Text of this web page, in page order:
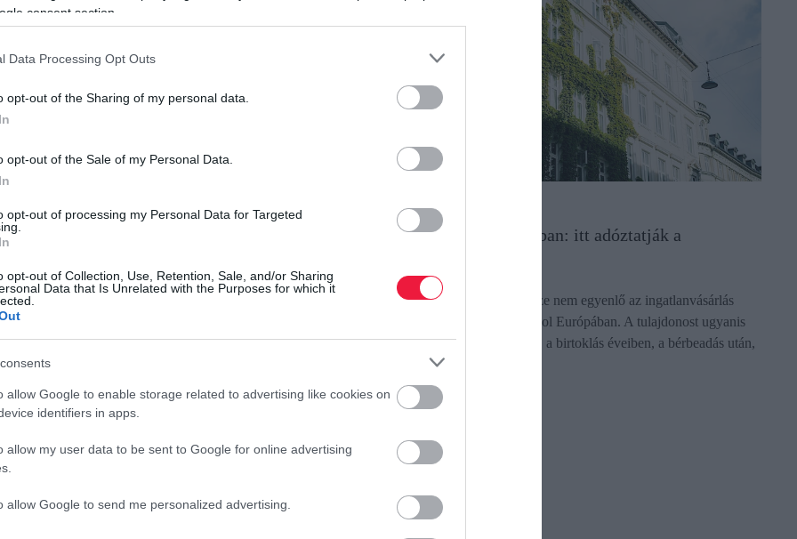
consent section.
Data Processing Opt Outs
opt-out of the Sharing of my personal data.
opt-out of the Sale of my Personal Data.
opt-out of processing my Personal Data for Targeted
opt-out of Collection, Use, Retention, Sale, and/or Sharing
Data that Is Unrelated with the Purposes for which it
allow Google to enable storage related to advertising like cookies on
identifiers in apps.
allow my user data to be sent to Google for online advertising
allow Google to send me personalized advertising.
forrásként a Google Keresőben!
döntik el, melyik küldemények igényelnek további
adózatlan jövedéki terméket tartalmaz,
A visszatartásról végzéssel döntenek, amit a külföldön
belföldön feladott csomagküldemény esetén a
a címzettként megjelölt személynek küldenek meg,
szabályairól. A gyanús küldeményeket lezárt
ellenőrzése jövedéki eljárás keretében zajlik, amely
számított 30 nap áll rendelkezésére, hogy
napon belül vagy általa kért póthatáridő esetén 60
is felnyitja és megvizsgálja.
és átvizsgálják a csomagot. Az ellenőrzéseket
hatékonyak dohánytermékek és más tiltott áruk
jövedéki terméket, például dohányterméket, hevített
eljárást megindítására kerül sor, mely során a NAV
INGATLANPIAC
Lakásbiznisz Európában: itt adóztatják a
Egy ingatlan vételára messze nem egyenlő az ingatlanvásárlás
költségeivel, legyünk akárhol Európában. A tulajdonost ugyanis
adó terhelheti a vásárláskor, a birtoklás éveiben, a bérbeadás után,
de még…
rectangle